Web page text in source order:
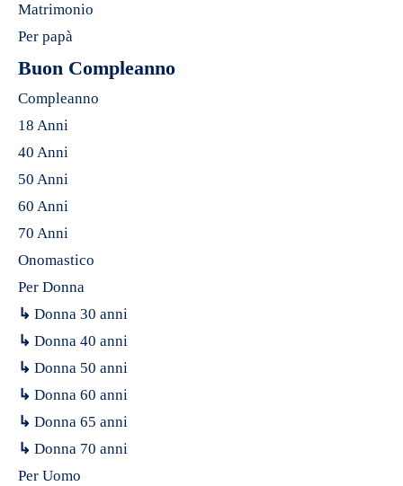
Matrimonio
Per papà
Buon Compleanno
Compleanno
18 Anni
40 Anni
50 Anni
60 Anni
70 Anni
Onomastico
Per Donna
↳ Donna 30 anni
↳ Donna 40 anni
↳ Donna 50 anni
↳ Donna 60 anni
↳ Donna 65 anni
↳ Donna 70 anni
Per Uomo